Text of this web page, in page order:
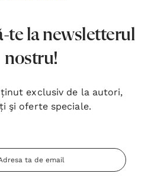
te la newsletterul
nostru!
exclusiv de la autori,
şi oferte speciale.